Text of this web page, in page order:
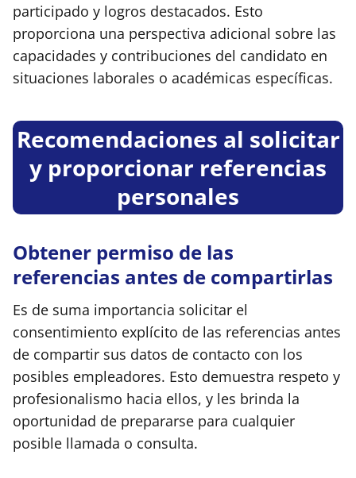
participado y logros destacados. Esto
proporciona una perspectiva adicional sobre las
capacidades y contribuciones del candidato en
situaciones laborales o académicas específicas.
Recomendaciones al solicitar
y proporcionar referencias
personales
Obtener permiso de las
referencias antes de compartirlas
Es de suma importancia solicitar el
consentimiento explícito de las referencias antes
de compartir sus datos de contacto con los
posibles empleadores. Esto demuestra respeto y
profesionalismo hacia ellos, y les brinda la
oportunidad de prepararse para cualquier
posible llamada o consulta.